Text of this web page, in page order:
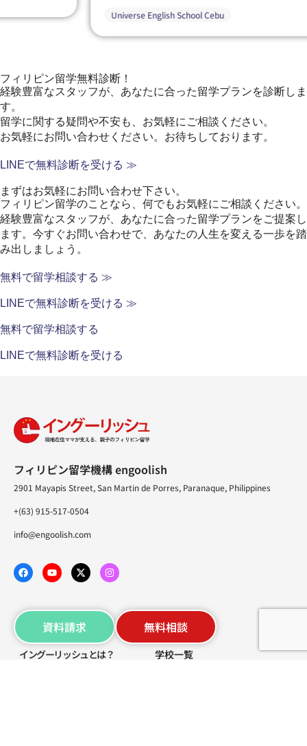
Universe English School Cebu
フィリピン留学無料診断！
経験豊富なスタッフが、あなたに合った留学プランを診断しま
す。
留学に関する疑問や不安も、お気軽にご相談ください。
お気軽にお問い合わせください。お待ちしております。
LINEで無料診断を受ける ≫
まずはお気軽にお問い合わせ下さい。
フィリピン留学のことなら、何でもお気軽にご相談ください。
経験豊富なスタッフが、あなたに合った留学プランをご提案し
ます。 今すぐお問い合わせで、あなたの人生を変える一歩を踏
み出しましょう。
無料で留学相談する ≫
LINEで無料診断を受ける ≫
無料で留学相談する
LINEで無料診断を受ける
フィリピン留学機構 engoolish
2901 Mayapis Street, San Martin de Porres, Paranaque, Philippines
+(63) 915-517-0504
info@engoolish.com
資料請求 無料相談
イングーリッシュとは？ 学校一覧